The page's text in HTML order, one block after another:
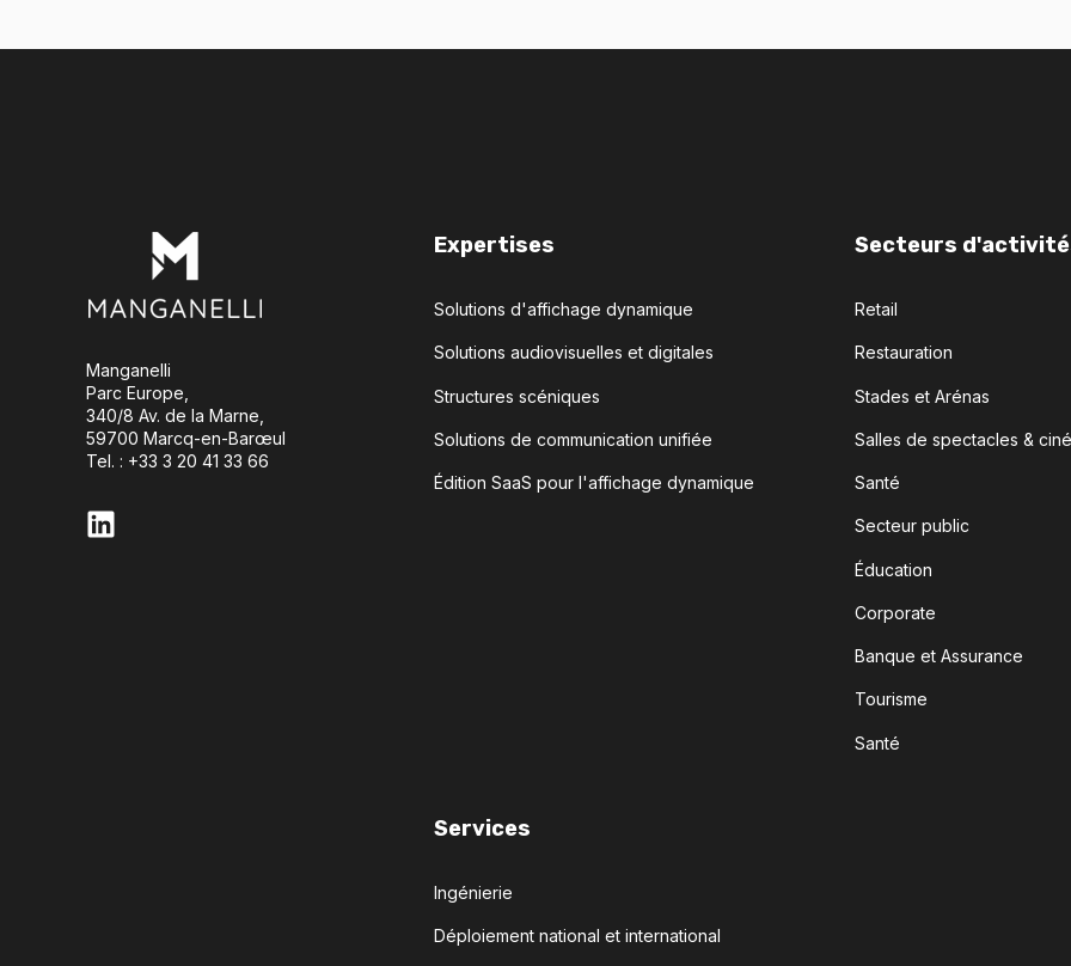
Manganelli
Parc Europe,
340/8 Av. de la Marne,
59700 Marcq-en-Barœul
Tel. : +33 3 20 41 33 66
Expertises
Solutions d'affichage dynamique
Solutions audiovisuelles et digitales
Structures scéniques
Solutions de communication unifiée
Édition SaaS pour l'affichage dynamique
Secteurs
Retail
Restauration
Stades et Arénas
Salles de spectacles &
Santé
Secteur public
Éducation
Corporate
Banque et Assurance
Tourisme
Santé
Services
Ingénierie
Déploiement national et international